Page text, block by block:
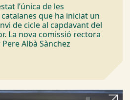
l’única de les
que ha iniciat un
de cicle al capdavant del
La nova comissió rectora
Albà Sànchez